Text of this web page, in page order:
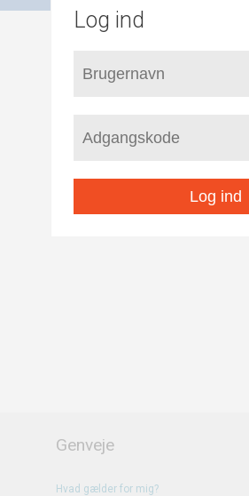
Log ind
Log ind
Genveje
Hvad gælder for mig?